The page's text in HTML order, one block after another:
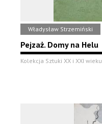
Władysław Strzemiński
Pejzaż. Domy na Helu
Kolekcja Sztuki XX i XXI wieku